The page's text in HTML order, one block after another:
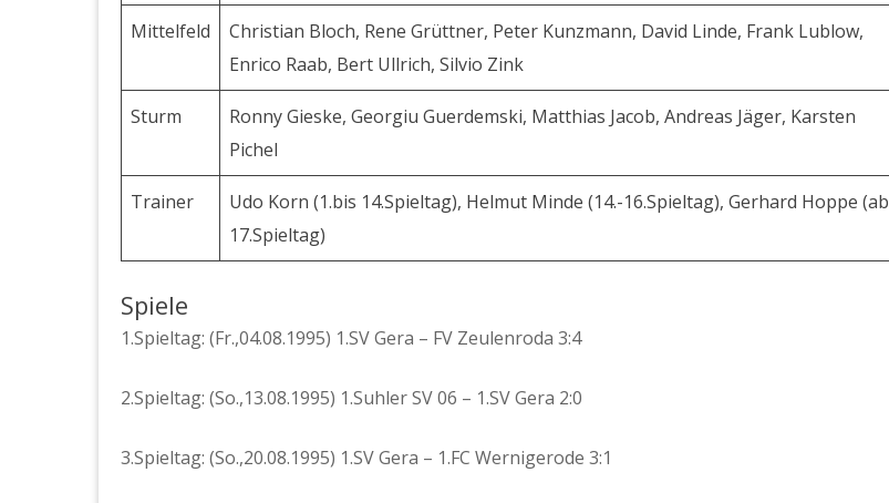
Mittelfeld
Christian Bloch, Rene Grüttner, Peter Kunzmann, David Linde, Frank Lublow,
Enrico Raab, Bert Ullrich, Silvio Zink
Sturm
Ronny Gieske, Georgiu Guerdemski, Matthias Jacob, Andreas Jäger, Karsten
Pichel
Trainer
Udo Korn (1.bis 14.Spieltag), Helmut Minde (14.-16.Spieltag), Gerhard Hoppe (ab
17.Spieltag)
Spiele
1.Spieltag: (Fr.,04.08.1995) 1.SV Gera – FV Zeulenroda 3:4
2.Spieltag: (So.,13.08.1995) 1.Suhler SV 06 – 1.SV Gera 2:0
3.Spieltag: (So.,20.08.1995) 1.SV Gera – 1.FC Wernigerode 3:1